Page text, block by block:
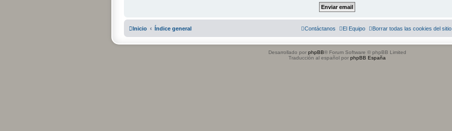
Inicio Índice general Borrar todas las cookies del sitio
El Equipo
Contáctanos
Desarrollado por phpBB® Forum Software © phpBB Limited
Traducción al español por phpBB España